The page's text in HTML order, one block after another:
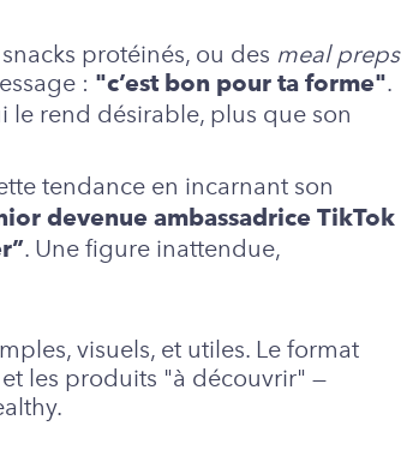
protéinés, ou des meal preps
: "c’est bon pour ta forme".
le rend désirable, plus que son
tendance en incarnant son
devenue ambassadrice TikTok
. Une figure inattendue,
visuels, et utiles. Le format
les produits "à découvrir" —